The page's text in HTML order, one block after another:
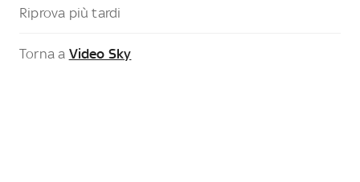
Riprova più tardi
Torna a Video Sky